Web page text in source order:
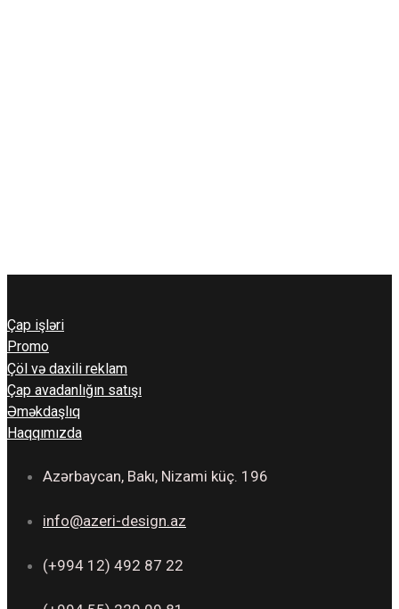
Çap işləri
Promo
Çöl və daxili reklam
Çap avadanlığın satışı
Əməkdaşlıq
Haqqımızda
Azərbaycan, Bakı, Nizami küç. 196
info@azeri-design.az
(+994 12) 492 87 22